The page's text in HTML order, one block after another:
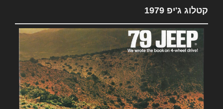
קטלוג ג'יפ 1979